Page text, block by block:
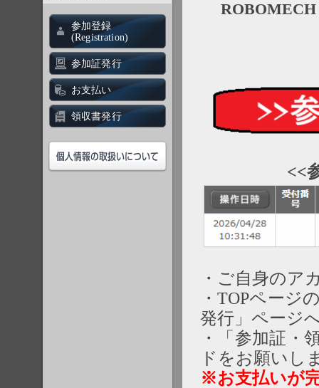
参加登録
(Registration)
参加証発行
お支払い
領収書発行
ROBOMECH
<<
・ご自身のア
・TOPページ
発行」ページ
・「参加証・
ドをお願いし
※お支払いが